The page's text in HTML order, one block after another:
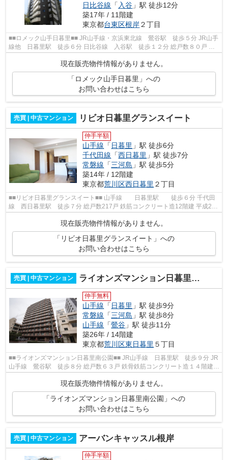
日比谷線 「 入谷 」駅 徒歩12分
築17年 / 11階建
東京都台東区根岸２丁目
■■ロメック山手日暮里■■ JR山手線・京浜東北線 鶯谷駅 徒歩５分 JR山手
線他 日暮里駅 徒歩６分 日比谷線 入谷駅 徒歩１２分 総戸数８０戸 鉄
筋コンクリート造１１階建 平成２...
現在販売物件情報がありません。
「ロメック山手日暮里」への
お問い合わせはこちら
売買 | 中古マンション リビオ日暮里グランスイート
仲手半額
山手線 「 日暮里 」駅 徒歩6分
千代田線 「西日暮里 」駅 徒歩7分
常磐線 「三河島 」駅 徒歩5分
築14年 / 12階建
東京都荒川区西日暮里 ２丁目
■■リビオ日暮里グランスイート■■ 山手線 日暮里駅 徒歩６分 千代田
線 西日暮里駅 徒歩７分 総戸数217戸 鉄筋コンクリート造12階建 平成24
現在販売物件情報がありません。
「リビオ日暮里グランスイート」への
お問い合わせはこちら
売買 | 中古マンション ライオンズマンション日暮里南公園
仲手無料
山手線 「 日暮里 」駅 徒歩9分
常磐線 「三河島 」駅 徒歩8分
山手線 「鶯谷 」駅 徒歩11分
築26年 / 14階建
東京都荒川区東日暮里 ５丁目
■■ライオンズマンション日暮里南公園■■ JR山手線 日暮里駅 徒歩９分 JR
山手線 鶯谷駅 徒歩８分 総戸数６３戸 鉄骨鉄筋コンクリート造１４階建
平成1２年２月完成
現在販売物件情報がありません。
「ライオンズマンション日暮里南公園」への
お問い合わせはこちら
売買 | 中古マンション アーバンキャッスル根岸
仲手半額